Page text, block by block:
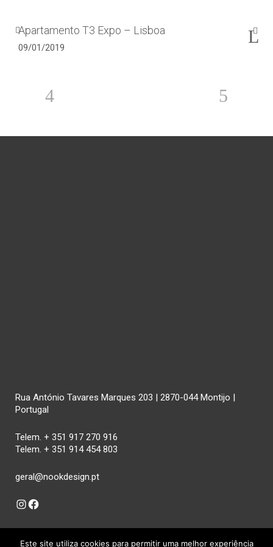
Apartamento T3 Expo – Lisboa
09/01/2019
Rua António Tavares Marques 203 | 2870-044 Montijo |
Portugal
Telem. + 351 917 270 916
Telem. + 351 914 454 803
geral@nookdesign.pt
Instagram
Facebook
Este site utiliza cookies para permitir uma melhor experiência